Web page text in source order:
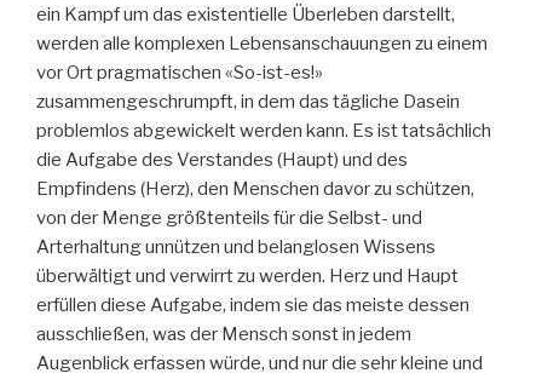
ein Kampf um das existentielle Überleben darstellt,
werden alle komplexen Lebensanschauungen zu einem
vor Ort pragmatischen «So-ist-es!»
zusammengeschrumpft, in dem das tägliche Dasein
problemlos abgewickelt werden kann. Es ist tatsächlich
die Aufgabe des Verstandes (Haupt) und des
Empfindens (Herz), den Menschen davor zu schützen,
von der Menge größtenteils für die Selbst- und
Arterhaltung unnützen und belanglosen Wissens
überwältigt und verwirrt zu werden. Herz und Haupt
erfüllen diese Aufgabe, indem sie das meiste dessen
ausschließen, was der Mensch sonst in jedem
Augenblick erfassen würde, und nur die sehr kleine und